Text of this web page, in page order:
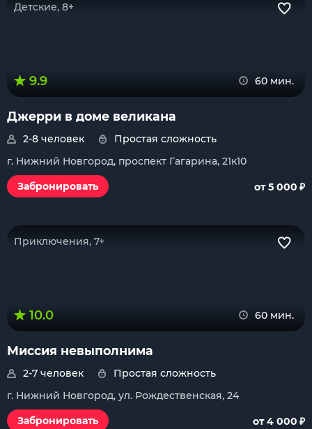
Детские, 8+
9.9 60 мин.
Джерри в доме великана
2-8 человек
Простая сложность
г. Нижний Новгород, проспект Гагарина, 21к10
Забронировать
от 5 000 ₽
Приключения, 7+
10.0 60 мин.
Миссия невыполнима
2-7 человек
Простая сложность
г. Нижний Новгород, ул. Рождественская, 24
Забронировать
от 4 000 ₽